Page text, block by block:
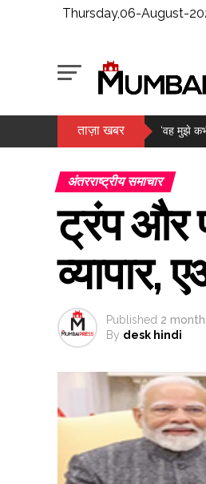
Thursday,06-August-
ताज़ा खबर
‘वह मुझे
राजपाल
लगातार
मैच से पहले
सोने में
मेटा के
सुषमा
अंतरराष्ट्रीय समाचार
ट्रंप और
व्यापार,
Published 2
By desk hindi